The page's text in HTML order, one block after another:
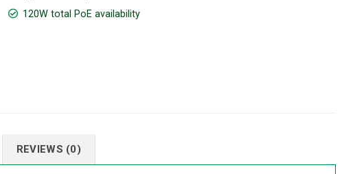
120W total PoE availability
REVIEWS (0)